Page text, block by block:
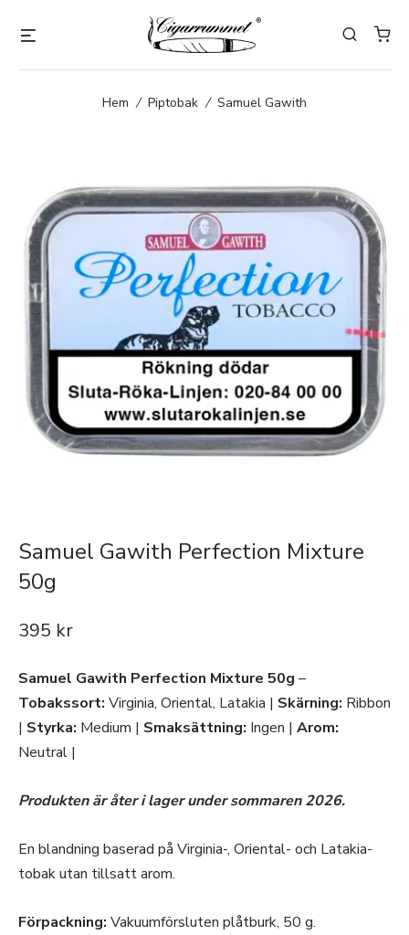
Hem / Piptobak / Samuel Gawith
Samuel Gawith Perfection Mixture
50g
395 kr
Samuel Gawith Perfection Mixture 50g –
Tobakssort: Virginia, Oriental, Latakia | Skärning: Ribbon
| Styrka: Medium | Smaksättning: Ingen | Arom:
Neutral |
Produkten är åter i lager under sommaren 2026.
En blandning baserad på Virginia-, Oriental- och Latakia-
tobak utan tillsatt arom.
Förpackning: Vakuumförsluten plåtburk, 50 g.